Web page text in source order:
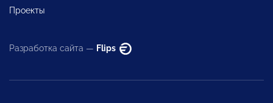
Проекты
Разработка сайта — Flips